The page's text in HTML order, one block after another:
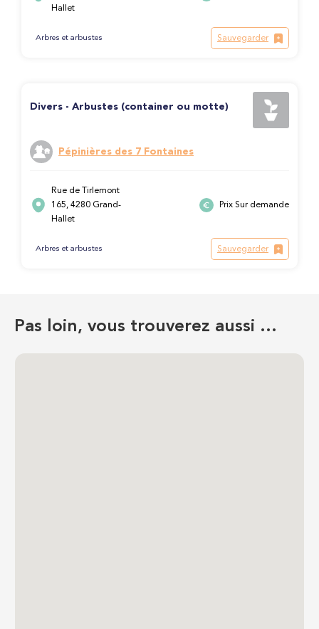
Hallet
Arbres et arbustes Sauvegarder
Divers - Arbustes (container ou motte)
Pépinières des 7 Fontaines
Rue de Tirlemont
165, 4280 Grand-
Hallet
Prix Sur demande
Arbres et arbustes Sauvegarder
Pas loin, vous trouverez aussi …